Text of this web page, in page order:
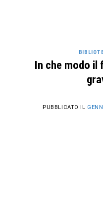
In che modo il
PUBBLICATO IL